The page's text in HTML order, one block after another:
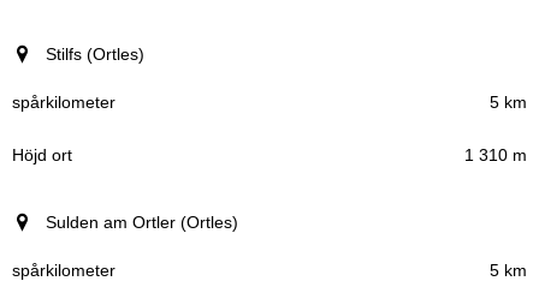
Stilfs (Ortles)
5 km
1 310 m
Sulden am Ortler (Ortles)
5 km